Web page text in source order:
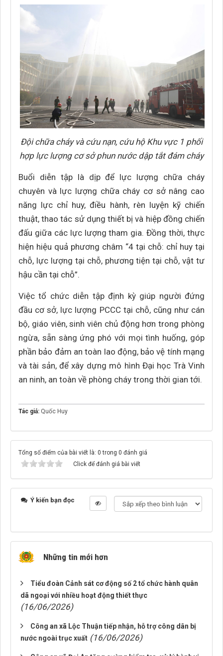
Đội chữa cháy và cứu nạn, cứu hộ Khu vực 1 phối
hợp lực lượng cơ sở phun nước dập tắt đám cháy
Buổi diễn tập là dịp để lực lượng chữa cháy
chuyên và lực lượng chữa cháy cơ sở nâng cao
năng lực chỉ huy, điều hành, rèn luyện kỹ chiến
thuật, thao tác sử dụng thiết bị và hiệp đồng chiến
đấu giữa các lực lượng tham gia. Đồng thời, thực
hiện hiệu quả phương châm “4 tại chỗ: chỉ huy tại
chỗ, lực lượng tại chỗ, phương tiện tại chỗ, vật tư
hậu cần tại chỗ”.
Việc tổ chức diễn tập định kỳ giúp người đứng
đầu cơ sở, lực lượng PCCC tại chỗ, cũng như cán
bộ, giáo viên, sinh viên chủ động hơn trong phòng
ngừa, sẵn sàng ứng phó với mọi tình huống, góp
phần bảo đảm an toàn lao động, bảo vệ tính mạng
và tài sản, để xây dựng mô hình Đại học Trà Vinh
an ninh, an toàn về phòng cháy trong thời gian tới.
Tác giả: Quốc Huy
Tổng số điểm của bài viết là: 0 trong 0 đánh giá
Click để đánh giá bài viết
Ý kiến bạn đọc
Những tin mới hơn
Tiểu đoàn Cảnh sát cơ động số 2 tổ chức hành quân
dã ngoại với nhiều hoạt động thiết thực
(16/06/2026)
Công an xã Lộc Thuận tiếp nhận, hỗ trợ công dân bị
nước ngoài trục xuất (16/06/2026)